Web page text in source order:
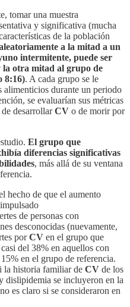
tomar una muestra
y significativa (mucha
de la población
a la mitad a un
intermitente, puede ser
otra mitad al grupo de
8:16). A cada grupo se le
alimenticios durante un periodo
se evaluarían sus métricas
de desarrollarCV o de morir por
El grupo que
diferencias significativas
, más allá de su ventana
hecho de que el aumento
de personas con
desconocidas (nuevamente,
porCV en el grupo que
del 38% en aquellos con
en el grupo de referencia.
la historia familiar de CV de los
dislipidemia se incluyeron en la
es claro si se consideraron en